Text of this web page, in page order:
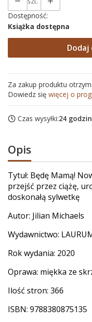
Dostępność:
Książka dostępna
Dodaj
Za zakup produktu
Dowiedz się więcej o
Czas wysyłki:24
Opis
Tytuł: Będę Mamą!
przejść przez ciążę,
doskonałą sylwetkę
Autor: Jilian Michaels
Wydawnictwo:
Rok wydania: 2020
Oprawa: miękka ze
Ilość stron: 366
ISBN: 9788380875135